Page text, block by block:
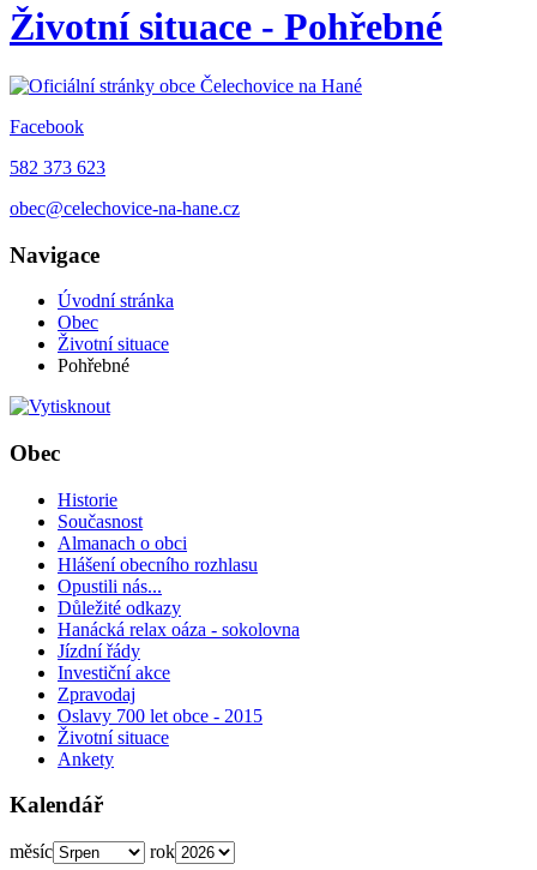
Životní situace - Pohřebné
Facebook
582 373 623
obec@celechovice-na-hane.cz
Navigace
Úvodní stránka
Obec
Životní situace
Pohřebné
Obec
Historie
Současnost
Almanach o obci
Hlášení obecního rozhlasu
Opustili nás...
Důležité odkazy
Hanácká relax oáza - sokolovna
Jízdní řády
Investiční akce
Zpravodaj
Oslavy 700 let obce - 2015
Životní situace
Ankety
Kalendář
měsíc rok